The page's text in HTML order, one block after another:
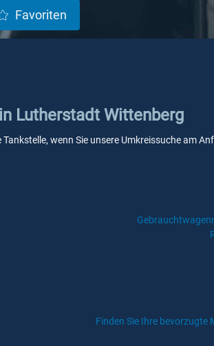
Favoriten
Lutherstadt Wittenberg
wenn Sie unsere Umkreissuche am
Finden Sie Ihre bevorzugte